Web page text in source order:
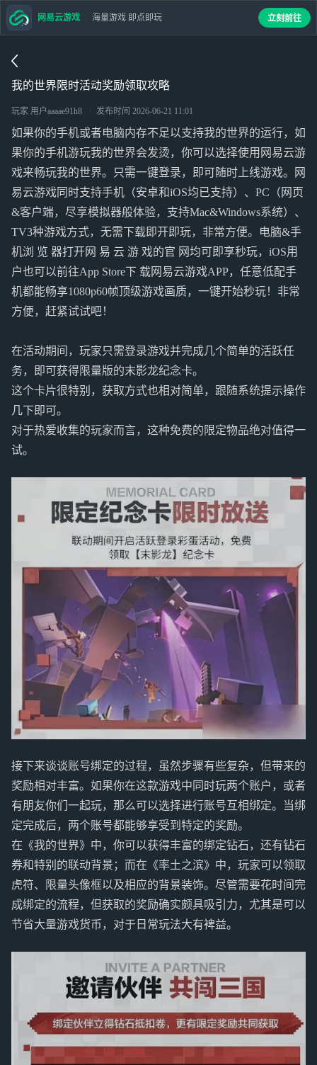
我的世界限时活动奖励领取攻略
玩家 用户aaaae91h8 发布时间 2026-06-21 11:01
如果你的手机或者电脑内存不足以支持我的世界的运行，如
果你的手机游玩我的世界会发烫，你可以选择使用网易云游
戏来畅玩我的世界。只需一键登录，即可随时上线游戏。网
易云游戏同时支持手机（安卓和iOS均已支持）、PC（网页
&客户端，尽享模拟器般体验，支持Mac&Windows系统）、
TV3种游戏方式，无需下载即开即玩，非常方便。电脑&手
机浏 览 器打开网 易 云 游 戏的官 网均可即享秒玩，iOS用
户也可以前往App Store下 载网易云游戏APP，任意低配手
机都能畅享1080p60帧顶级游戏画质，一键开始秒玩！非常
方便，赶紧试试吧！
在活动期间，玩家只需登录游戏并完成几个简单的活跃任
务，即可获得限量版的末影龙纪念卡。
这个卡片很特别，获取方式也相对简单，跟随系统提示操作
几下即可。
对于热爱收集的玩家而言，这种免费的限定物品绝对值得一
试。
接下来谈谈账号绑定的过程，虽然步骤有些复杂，但带来的
奖励相对丰富。如果你在这款游戏中同时玩两个账户，或者
有朋友你们一起玩，那么可以选择进行账号互相绑定。当绑
定完成后，两个账号都能够享受到特定的奖励。
在《我的世界》中，你可以获得丰富的绑定钻石，还有钻石
券和特别的联动背景；而在《率土之滨》中，玩家可以领取
虎符、限量头像框以及相应的背景装饰。尽管需要花时间完
成绑定的流程，但获取的奖励确实颇具吸引力，尤其是可以
节省大量游戏货币，对于日常玩法大有裨益。
网易云游戏 海量游戏 即点即玩 立刻前往